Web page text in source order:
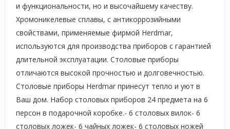
и функциональности, но и высочайшему качеству.
Хромоникелевые сплавы, с антикоррозийными
свойствами, применяемые фирмой Herdmar,
используются для производства приборов с гарантией
длительной эксплуатации. Столовые приборы
отличаются высокой прочностью и долговечностью.
Столовые приборы Herdmar принесут тепло и уют в
Ваш дом. Набор столовых приборов 24 предмета на 6
персон в подарочной коробке.- 6 столовых вилок- 6
столовых ложек- 6 чайных ложек- 6 столовых ножей